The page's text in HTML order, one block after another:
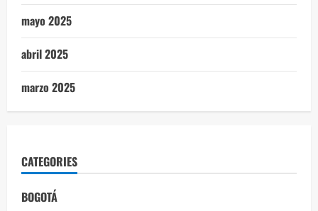
mayo 2025
abril 2025
marzo 2025
CATEGORIES
BOGOTÁ